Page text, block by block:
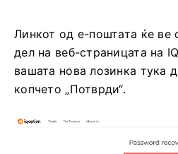
Линкот од е-поштата ќе ве
дел на веб-страницата на
вашата нова лозинка тука
копчето „Потврди“.